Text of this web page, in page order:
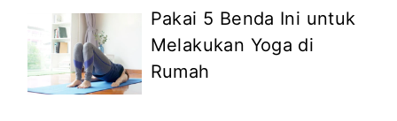
Pakai 5 Benda Ini untuk
Melakukan Yoga di
Rumah